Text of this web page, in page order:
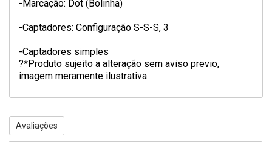
-Marcação: Dot (Bolinha)
-Captadores: Configuração S-S-S, 3
-Captadores simples
?*Produto sujeito a alteração sem aviso previo,
imagem meramente ilustrativa
Avaliações